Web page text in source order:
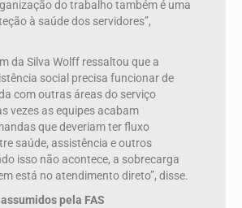
do trabalho também é uma
à saúde dos servidores”,
da Silva Wolff ressaltou que a
social precisa funcionar de
com outras áreas do serviço
vezes as equipes acabam
que deveriam ter fluxo
saúde, assistência e outros
isso não acontece, a sobrecarga
está no atendimento direto”, disse.
pela FAS